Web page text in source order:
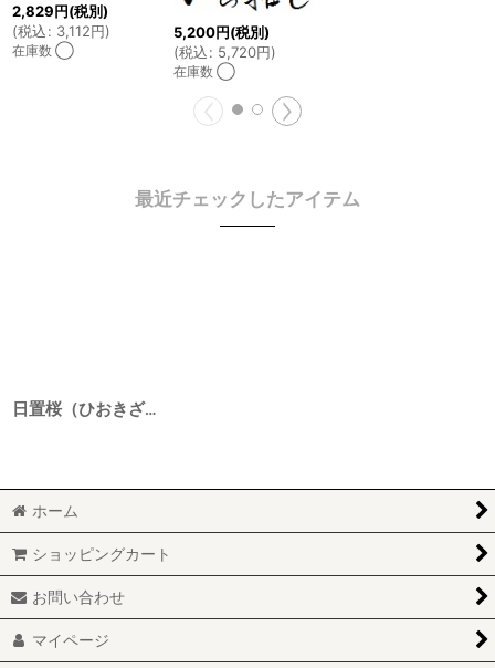
2,829円(税別)
(税込: 3,112円)
在庫数 ◯
5,200円(税別)
(税込: 5,720円)
在庫数 ◯
最近チェックしたアイテム
日置桜（ひおきざくら） 純米 長期熟成酒 時の極 平成6BY 1800ml
ホーム
ショッピングカート
お問い合わせ
マイページ